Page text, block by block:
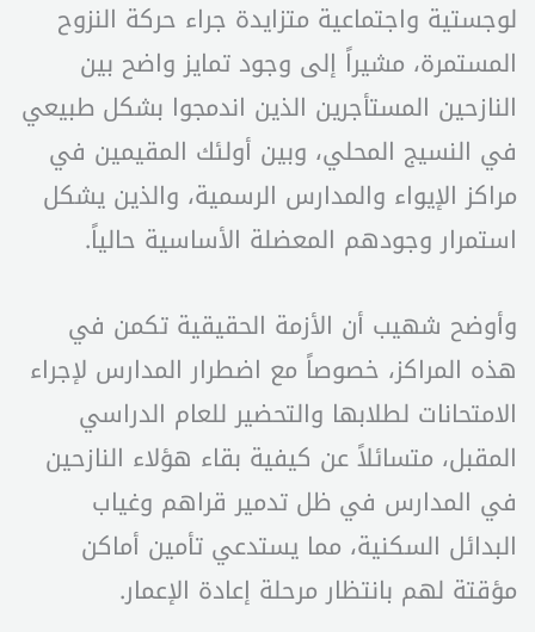
لوجستية واجتماعية متزايدة جراء حركة النزوح
المستمرة، مشيراً إلى وجود تمايز واضح بين
النازحين المستأجرين الذين اندمجوا بشكل طبيعي
في النسيج المحلي، وبين أولئك المقيمين في
مراكز الإيواء والمدارس الرسمية، والذين يشكل
استمرار وجودهم المعضلة الأساسية حالياً.
وأوضح شهيب أن الأزمة الحقيقية تكمن في
هذه المراكز، خصوصاً مع اضطرار المدارس لإجراء
الامتحانات لطلابها والتحضير للعام الدراسي
المقبل، متسائلاً عن كيفية بقاء هؤلاء النازحين
في المدارس في ظل تدمير قراهم وغياب
البدائل السكنية، مما يستدعي تأمين أماكن
مؤقتة لهم بانتظار مرحلة إعادة الإعمار.